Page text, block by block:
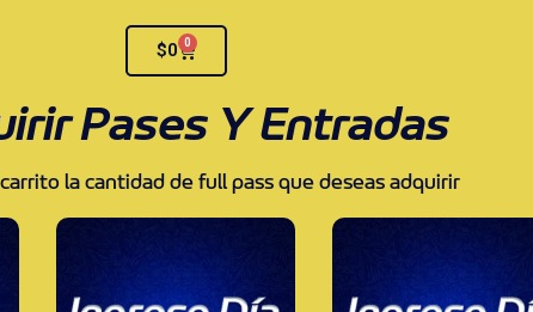
$0 0
Pases Y Entradas
la cantidad de full pass que deseas adquirir